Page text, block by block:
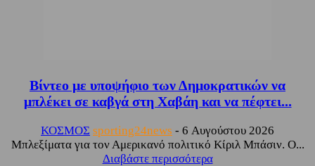
Βίντεο με υποψήφιο των Δημοκρατικών να
μπλέκει σε καβγά στη Χαβάη και να πέφτει...
ΚΟΣΜΟΣ sporting24news - 6 Αυγούστου 2026
Μπλεξίματα για τον Αμερικανό πολιτικό Κίριλ Μπάσιν. Ο...
Διαβάστε περισσότερα